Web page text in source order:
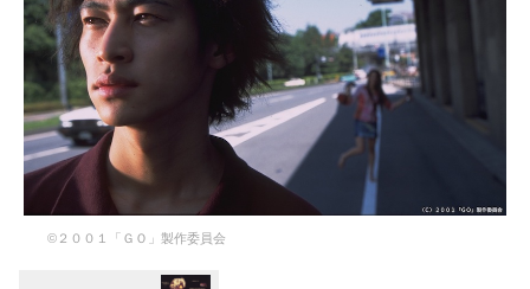
©︎２００１「ＧＯ」製作委員会